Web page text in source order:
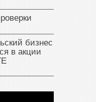
бизнес
в акции